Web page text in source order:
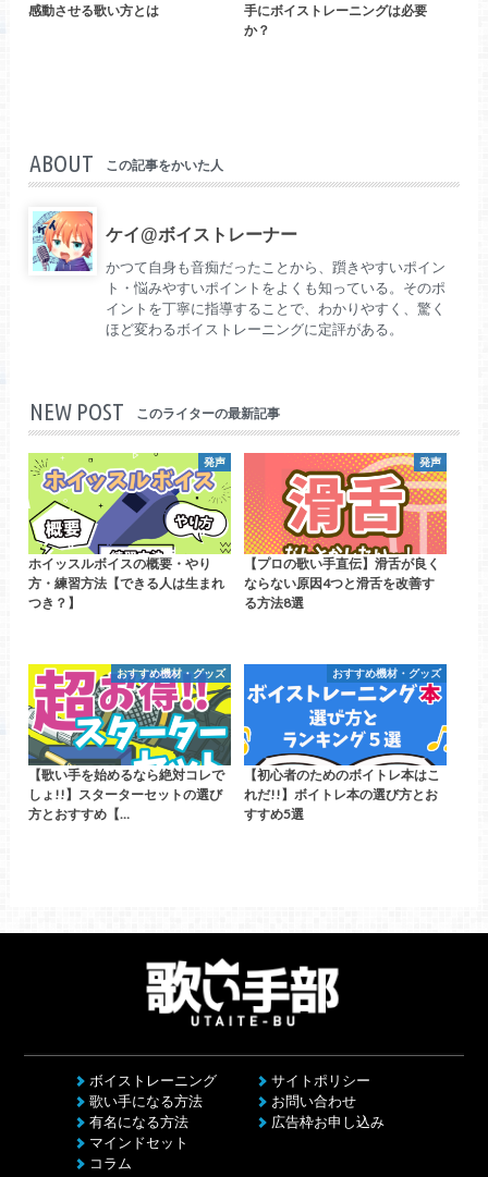
感動させる歌い方とは
手にボイストレーニングは必要
か？
ABOUT この記事をかいた人
ケイ@ボイストレーナー
かつて自身も音痴だったことから、躓きやすいポイン
ト・悩みやすいポイントをよくも知っている。そのポ
イントを丁寧に指導することで、わかりやすく、驚く
ほど変わるボイストレーニングに定評がある。
NEW POST このライターの最新記事
発声
ホイッスルボイスの概要・やり
方・練習方法【できる人は生まれ
つき？】
発声
【プロの歌い手直伝】滑舌が良く
ならない原因4つと滑舌を改善す
る方法8選
おすすめ機材・グッズ
【歌い手を始めるなら絶対コレで
しょ!!】スターターセットの選び
方とおすすめ【…
おすすめ機材・グッズ
【初心者のためのボイトレ本はこ
れだ!!】ボイトレ本の選び方とお
すすめ5選
ボイストレーニング
歌い手になる方法
有名になる方法
マインドセット
コラム
サイトポリシー
お問い合わせ
広告枠お申し込み